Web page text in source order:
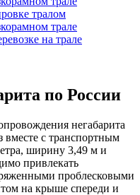
по России
негабарита
вместе с транспортным
ширину 3,49 м и
привлекать
проблесковыми
на крыше спереди и